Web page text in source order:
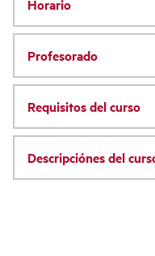
Horario
Profesorado
Requisitos del curso
Descripciónes del